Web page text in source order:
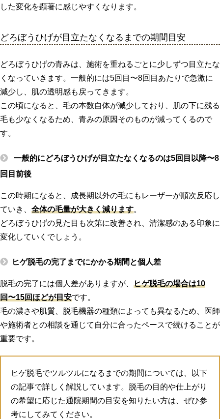
した変化を顕著に感じやすくなります。
どろぼうひげが目立たなくなるまでの期間目安
どろぼうひげの青みは、施術を重ねるごとに少しずつ目立たな
くなっていきます。一般的には5回目〜8回目あたりで急激に
減少し、肌の透明感も戻ってきます。
この頃になると、毛の本数自体が減少しており、肌の下に残る
毛も少なくなるため、青みの原因そのものが減ってくるので
す。
一般的にどろぼうひげが目立たなくなるのは5回目以降〜8
回目前後
この時期になると、成長期以外の毛にもレーザーが順次反応し
ていき、 全体の毛量が大きく減ります。
どろぼうひげの見た目も次第に改善され、清潔感のある印象に
変化していくでしょう。
ヒゲ脱毛の完了までにかかる期間と個人差
脱毛の完了には個人差がありますが、 ヒゲ脱毛の場合は10
回〜15回ほどが目安です。
毛の濃さや肌質、脱毛機器の種類によっても異なるため、医師
や施術者との相談を通じて自分に合ったペースで続けることが
重要です。
ヒゲ脱毛でツルツルになるまでの期間については、以下
の記事で詳しく解説しています。脱毛の目的や仕上がり
の希望に応じた通院期間の目安を知りたい方は、ぜひ参
考にしてみてください。